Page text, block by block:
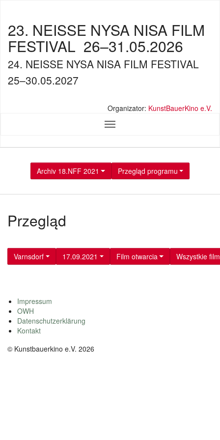
23. NEISSE NYSA NISA FILM
FESTIVAL 26–31.05.2026
24. NEISSE NYSA NISA FILM FESTIVAL
25–30.05.2027
Organizator: KunstBauerKino e.V.
Archiv 18.NFF 2021 Przegląd programu
Przegląd
Varnsdorf 17.09.2021 Film otwarcia Wszystkie
Impressum
OWH
Datenschutzerklärung
Kontakt
© Kunstbauerkino e.V. 2026